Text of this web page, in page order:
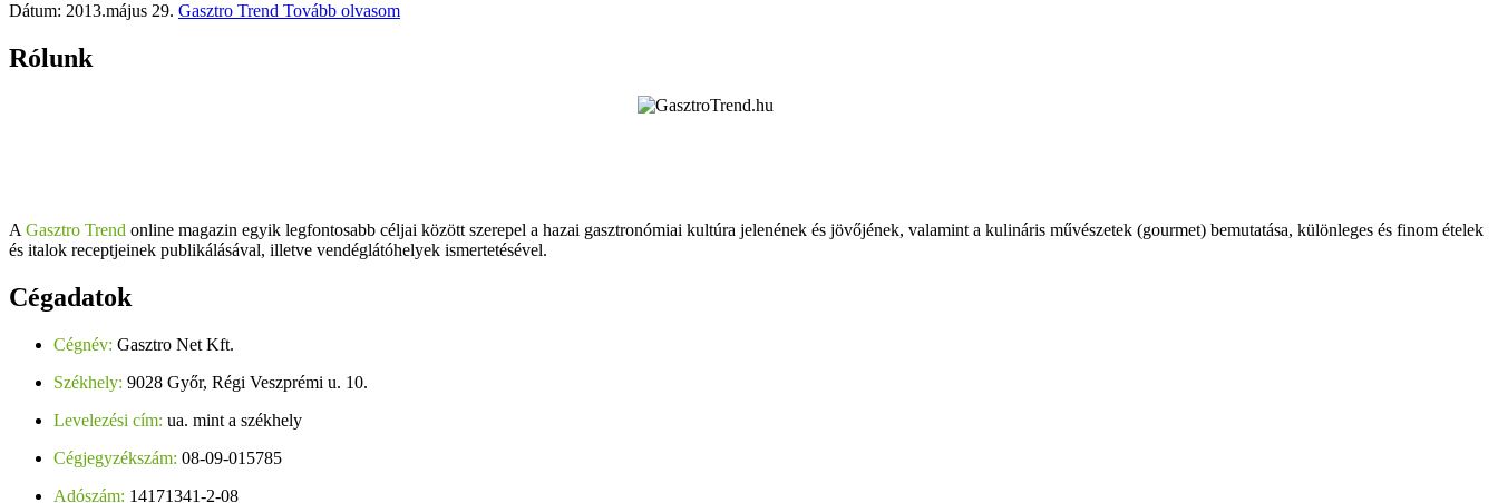
Dátum: 2013.május 29. Gasztro Trend Tovább olvasom
Rólunk
A Gasztro Trend online magazin egyik legfontosabb céljai között szerepel a hazai gasztronómiai kultúra jelenének és jövőjének, valamint a kulináris művészetek (gourmet) bemutatása, különleges és finom ételek
és italok receptjeinek publikálásával, illetve vendéglátóhelyek ismertetésével.
Cégadatok
Cégnév: Gasztro Net Kft.
Székhely: 9028 Győr, Régi Veszprémi u. 10.
Levelezési cím: ua. mint a székhely
Cégjegyzékszám: 08-09-015785
Adószám: 14171341-2-08